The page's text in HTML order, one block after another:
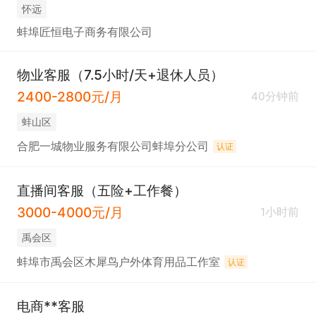
怀远
蚌埠匠恒电子商务有限公司
物业客服（7.5小时/天+退休人员）
2400-2800元/月
40分钟前
蚌山区
合肥一城物业服务有限公司蚌埠分公司 认证
直播间客服（五险+工作餐）
3000-4000元/月
1小时前
禹会区
蚌埠市禹会区木犀鸟户外体育用品工作室 认证
电商**客服